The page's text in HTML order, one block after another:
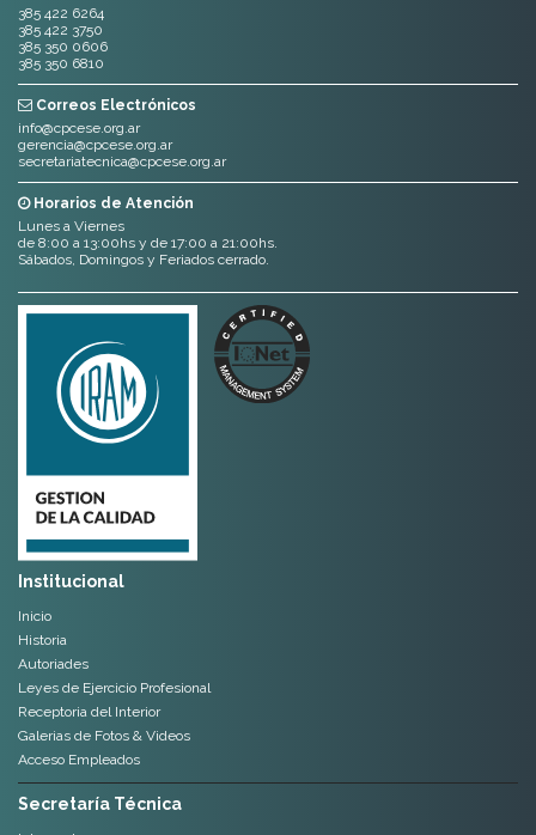
385 422 6264
385 422 3750
385 350 0606
385 350 6810
Correos Electrónicos
info@cpcese.org.ar
gerencia@cpcese.org.ar
secretariatecnica@cpcese.org.ar
Horarios de Atención
Lunes a Viernes
de 8:00 a 13:00hs y de 17:00 a 21:00hs.
Sábados, Domingos y Feriados cerrado.
Institucional
Inicio
Historia
Autoriades
Leyes de Ejercicio Profesional
Receptoria del Interior
Galerias de Fotos & Videos
Acceso Empleados
Secretaría Técnica